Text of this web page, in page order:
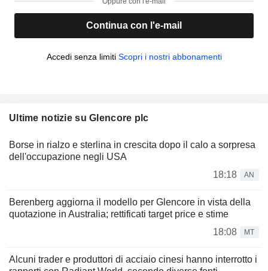
Continua con l'e-mail
Accedi senza limiti Scopri i nostri abbonamenti
Ultime notizie su Glencore plc
Borse in rialzo e sterlina in crescita dopo il calo a sorpresa
dell'occupazione negli USA
18:18
AN
Berenberg aggiorna il modello per Glencore in vista della
quotazione in Australia; rettificati target price e stime
18:08
MT
Alcuni trader e produttori di acciaio cinesi hanno interrotto i